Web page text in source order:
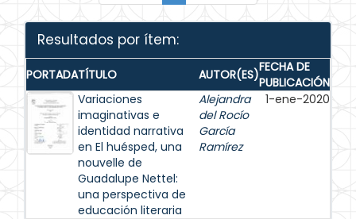
Resultados por ítem:
PORTADATÍTULO AUTOR(ES)FECHA DE
PUBLICACIÓN
Variaciones
imaginativas e
identidad narrativa
en El huésped, una
nouvelle de
Guadalupe Nettel:
una perspectiva de
educación literaria
Alejandra
del Rocío
García
Ramírez
1-ene-2020